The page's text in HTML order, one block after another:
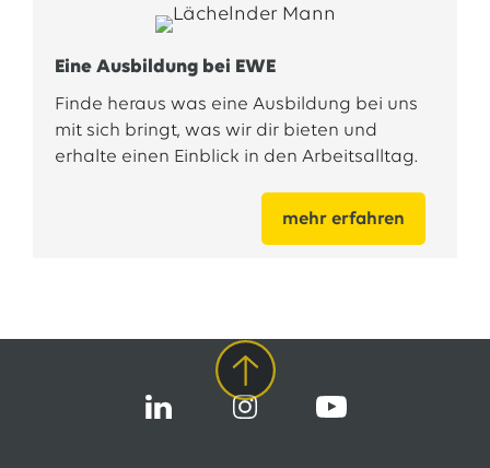
Eine Ausbildung bei EWE
Finde heraus was eine Ausbildung bei uns
mit sich bringt, was wir dir bieten und
erhalte einen Einblick in den Arbeitsalltag.
mehr erfahren